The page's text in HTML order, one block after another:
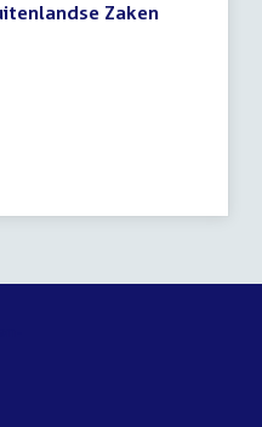
Zaken